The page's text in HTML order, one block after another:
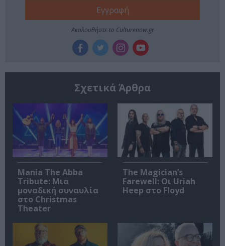
Ακολουθήστε το Culturenow.gr
Σχετικά Άρθρα
Mania The Abba
Tribute: Μια
μοναδική συναυλία
στο Christmas
Theater
The Magician’s
Farewell: Οι Uriah
Heep στο Floyd